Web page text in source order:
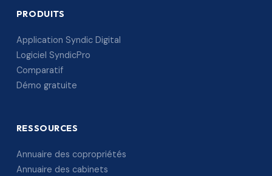
PRODUITS
Application Syndic Digital
Logiciel SyndicPro
Comparatif
Démo gratuite
RESSOURCES
Annuaire des copropriétés
Annuaire des cabinets